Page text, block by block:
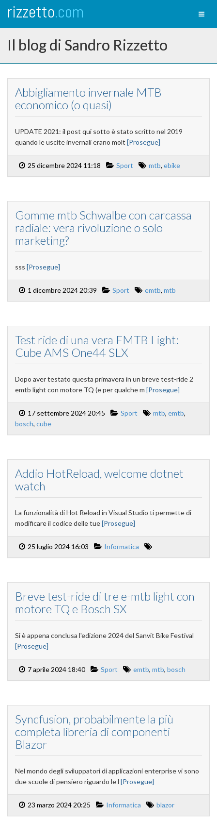
rizzetto.com
Il blog di Sandro Rizzetto
Abbigliamento invernale MTB
economico (o quasi)
UPDATE 2021: il post qui sotto è stato scritto nel 2019
quando le uscite invernali erano molt [Prosegue]
25 dicembre 2024 11:18 Sport mtb, ebike
Gomme mtb Schwalbe con carcassa
radiale: vera rivoluzione o solo
marketing?
sss [Prosegue]
1 dicembre 2024 20:39 Sport emtb, mtb
Test ride di una vera EMTB Light:
Cube AMS One44 SLX
Dopo aver testato questa primavera in un breve test-ride 2
emtb light con motore TQ (e per qualche m [Prosegue]
17 settembre 2024 20:45 Sport mtb, emtb,
bosch, cube
Addio HotReload, welcome dotnet
watch
La funzionalità di Hot Reload in Visual Studio ti permette di
modificare il codice delle tue[Prosegue]
25 luglio 2024 16:03 Informatica
Breve test-ride di tre e-mtb light con
motore TQ e Bosch SX
Si è appena conclusa l'edizione 2024 del Sanvit Bike Festival
[Prosegue]
7 aprile 2024 18:40 Sport emtb, mtb, bosch
Syncfusion, probabilmente la più
completa libreria di componenti
Blazor
Nel mondo degli sviluppatori di applicazioni enterprise vi sono
due scuole di pensiero riguardo le l [Prosegue]
23 marzo 2024 20:25 Informatica blazor